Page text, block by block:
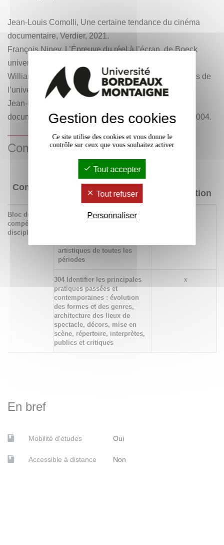
Jean-Louis Comolli, Une certaine tendance du cinéma
documentaire, Verdier, 2021.
François Niney, L’Épreuve du réel à l’écran, de Boeck
université, 2011.
William Guynn, Un cinéma de non-fiction, Publications de
l’université de Provence, 1990.
Jean-Luc Lioult, A l’enseigne du réel. Penser le
documentaire, Presses de l’université de Provence, 2004.
Compétences acquises
Compétences
d'acquisition
Bloc de
compétences
disciplinaires
450 Mobiliser une culture
artistiques de toutes les
périodes
304 Identifier les principales
pratiques passées et
contemporaines : évolution
des formes et des genres,
architecture des lieux de
spectacle, décors, mise en
scène, répertoire, interprètes,
publics et critiques
x
En bref
Mobilité d'études Oui
Accessible à distance Non
Gestion des cookies
Ce site utilise des cookies et vous donne le
contrôle sur ceux que vous souhaitez activer
Tout accepter
Tout refuser
Personnaliser